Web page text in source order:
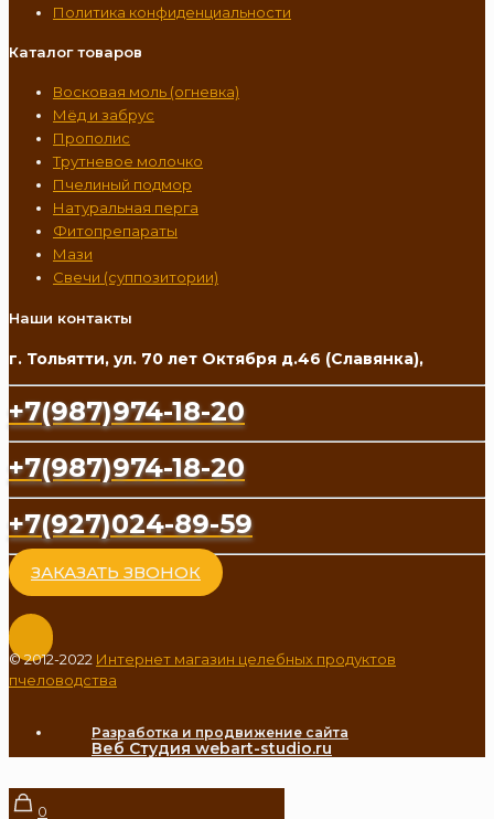
Политика конфиденциальности
Каталог товаров
Восковая моль (огневка)
Мёд и забрус
Прополис
Трутневое молочко
Пчелиный подмор
Натуральная перга
Фитопрепараты
Мази
Свечи (суппозитории)
Наши контакты
г. Тольятти, ул. 70 лет Октября д.46 (Славянка),
+7(987)974-18-20
+7(987)974-18-20
+7(927)024-89-59
ЗАКАЗАТЬ ЗВОНОК
© 2012-2022 Интернет магазин целебных продуктов
пчеловодства
Разработка и продвижение сайта
Веб Студия webart-studio.ru
0